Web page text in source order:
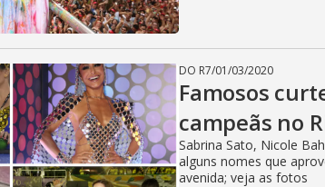
DO R7/01/03/2020
Famosos
campeãs no
Sabrina Sato, Nicole
alguns nomes que
avenida; veja as fotos